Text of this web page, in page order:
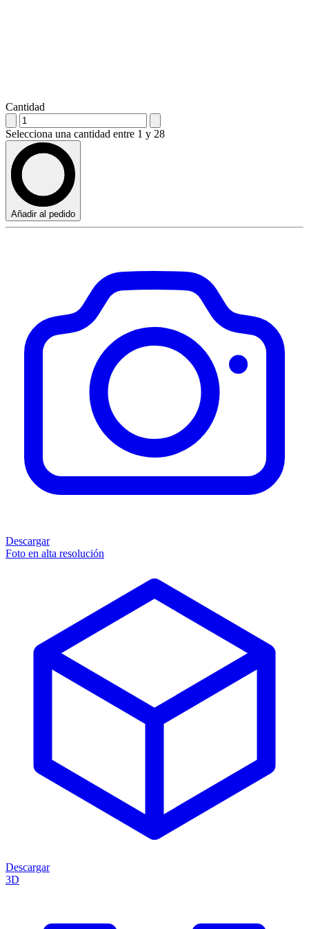
Cantidad
Selecciona una cantidad entre 1 y 28
Añadir al pedido
Descargar
Foto en alta resolución
Descargar
3D